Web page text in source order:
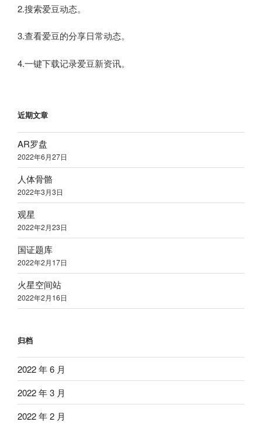
2.搜索爱豆动态。
3.查看爱豆的分享日常动态。
4.一键下载记录爱豆新资讯。
近期文章
AR罗盘
2022年6月27日
人体骨骼
2022年3月3日
观星
2022年2月23日
国证题库
2022年2月17日
火星空间站
2022年2月16日
归档
2022 年 6 月
2022 年 3 月
2022 年 2 月